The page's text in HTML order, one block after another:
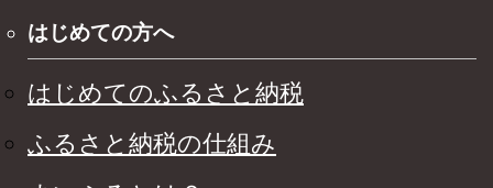
はじめての方へ
はじめてのふるさと納税
ふるさと納税の仕組み